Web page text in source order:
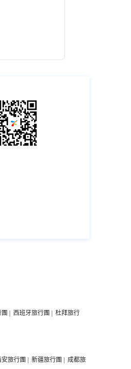
| 西班牙旅行團 | 杜拜旅行
安旅行團 | 新疆旅行團 | 成都旅